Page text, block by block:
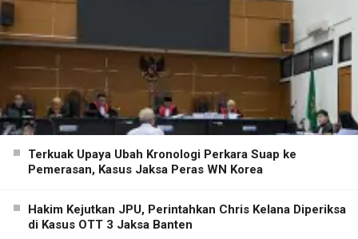
Terkuak Upaya Ubah Kronologi Perkara Suap ke
Pemerasan, Kasus Jaksa Peras WN Korea
Hakim Kejutkan JPU, Perintahkan Chris Kelana Diperiksa
di Kasus OTT 3 Jaksa Banten